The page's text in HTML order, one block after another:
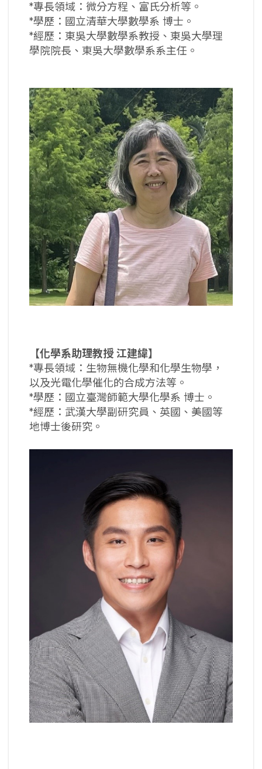
*專長領域：微分方程、富氏分析等。
*學歷：國立清華大學數學系 博士。
*經歷：東吳大學數學系教授、東吳大學理
學院院長、東吳大學數學系系主任。
【化學系助理教授 江建緯】
*專長領域：生物無機化學和化學生物學，
以及光電化學催化的合成方法等。
*學歷：國立臺灣師範大學化學系 博士。
*經歷：武漢大學副研究員、英國、美國等
地博士後研究。